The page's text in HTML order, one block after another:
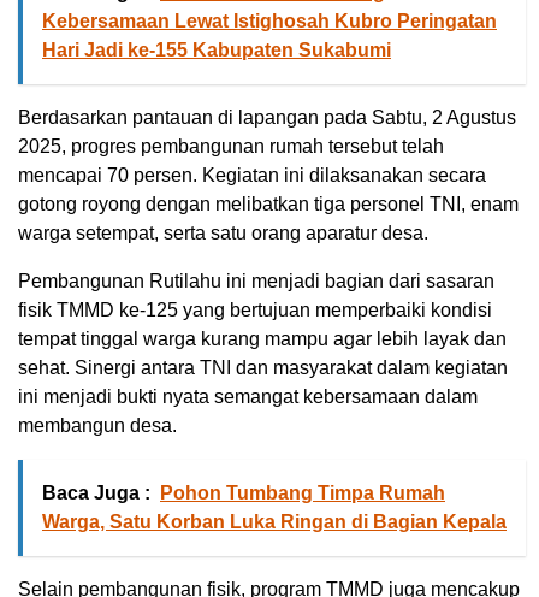
Kebersamaan Lewat Istighosah Kubro Peringatan
Hari Jadi ke-155 Kabupaten Sukabumi
Berdasarkan pantauan di lapangan pada Sabtu, 2 Agustus
2025, progres pembangunan rumah tersebut telah
mencapai 70 persen. Kegiatan ini dilaksanakan secara
gotong royong dengan melibatkan tiga personel TNI, enam
warga setempat, serta satu orang aparatur desa.
Pembangunan Rutilahu ini menjadi bagian dari sasaran
fisik TMMD ke-125 yang bertujuan memperbaiki kondisi
tempat tinggal warga kurang mampu agar lebih layak dan
sehat. Sinergi antara TNI dan masyarakat dalam kegiatan
ini menjadi bukti nyata semangat kebersamaan dalam
membangun desa.
Baca Juga :
Pohon Tumbang Timpa Rumah
Warga, Satu Korban Luka Ringan di Bagian Kepala
Selain pembangunan fisik, program TMMD juga mencakup